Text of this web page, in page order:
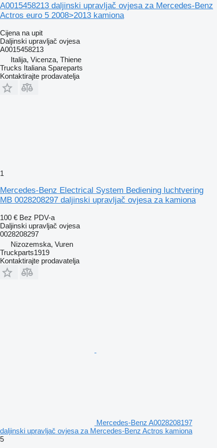
A0015458213 daljinski upravljač ovjesa za Mercedes-Benz
Actros euro 5 2008>2013 kamiona
Cijena na upit
Daljinski upravljač ovjesa
A0015458213
Italija, Vicenza, Thiene
Trucks Italiana Spareparts
Kontaktirajte prodavatelja
1
Mercedes-Benz Electrical System Bediening luchtvering
MB 0028208297 daljinski upravljač ovjesa za kamiona
100 € Bez PDV-a
Daljinski upravljač ovjesa
0028208297
Nizozemska, Vuren
Truckparts1919
Kontaktirajte prodavatelja
Mercedes-Benz A0028208197
daljinski upravljač ovjesa za Mercedes-Benz Actros kamiona
5